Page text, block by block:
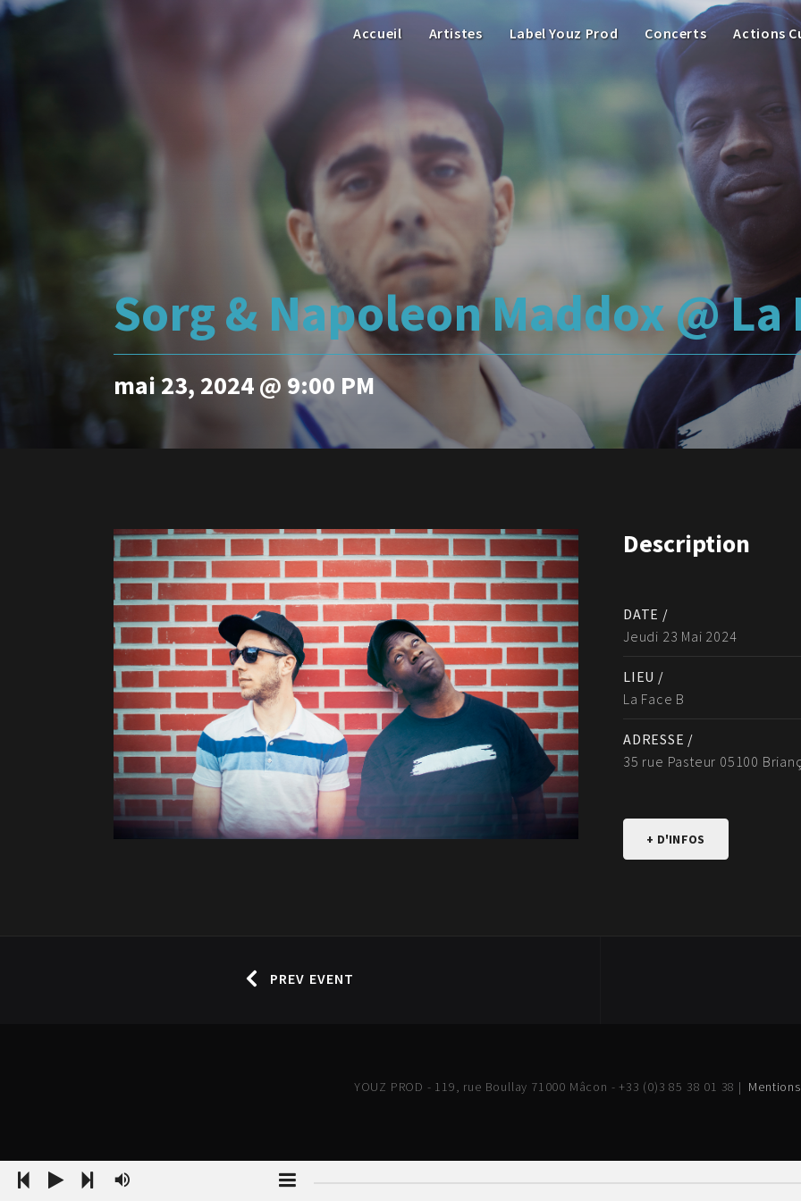
Accueil Artistes Label Youz Prod Concerts Actions
Sorg & Napoleon Maddox @ La
mai 23, 2024 @ 9:00 PM
Description
DATE /
Jeudi 23 Mai 2024
LIEU /
La Face B
ADRESSE /
35 rue Pasteur 05100
+ D'INFOS
PREV EVENT
YOUZ PROD - 119, rue Boullay 71000 Mâcon - +33 (0)3 85 38 01 38 |